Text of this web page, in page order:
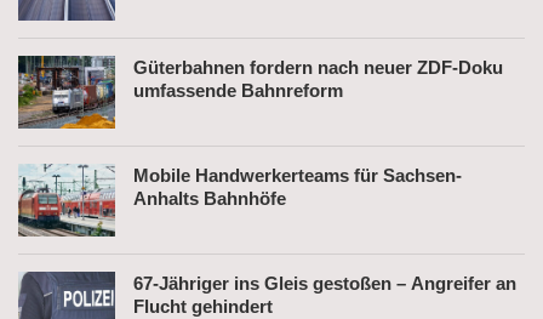
Güterbahnen fordern nach neuer ZDF-Doku
umfassende Bahnreform
Mobile Handwerkerteams für Sachsen-
Anhalts Bahnhöfe
67-Jähriger ins Gleis gestoßen – Angreifer an
Flucht gehindert